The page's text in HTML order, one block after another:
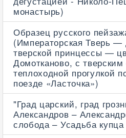
монастырь)
Образец русского
(Императорская Тверь —
тверской принцессы —
Домотканово, с
теплоходной прогулкой
поезде «Ласточка»)
"Град царский, град
Александров –
слобода – Усадьба